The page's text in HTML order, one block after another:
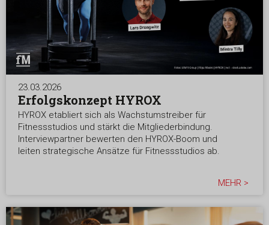
23.03.2026
Erfolgskonzept HYROX
HYROX etabliert sich als Wachstumstreiber für
Fitnessstudios und stärkt die Mitgliederbindung.
Interviewpartner bewerten den HYROX-Boom und
leiten strategische Ansätze für Fitnessstudios ab.
MEHR >